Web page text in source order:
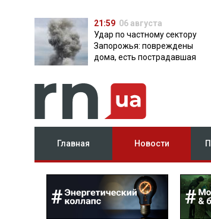
21:59 06 августа
Удар по частному сектору
Запорожья: повреждены
дома, есть пострадавшая
Главная Новости